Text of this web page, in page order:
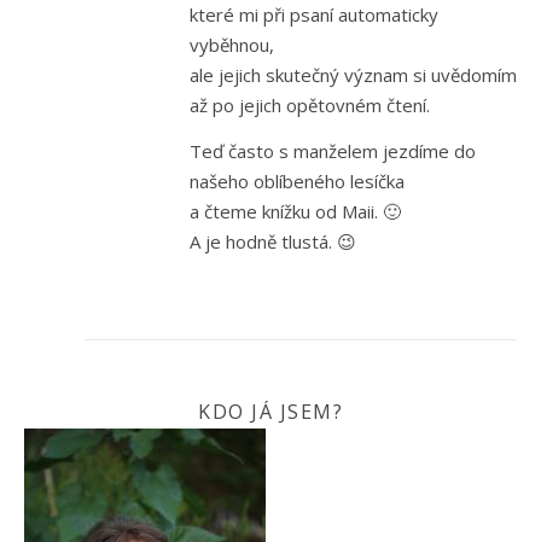
které mi při psaní automaticky
vyběhnou,
ale jejich skutečný význam si uvědomím
až po jejich opětovném čtení.
Teď často s manželem jezdíme do
našeho oblíbeného lesíčka
a čteme knížku od Maii. 🙂
A je hodně tlustá. 😉
KDO JÁ JSEM?